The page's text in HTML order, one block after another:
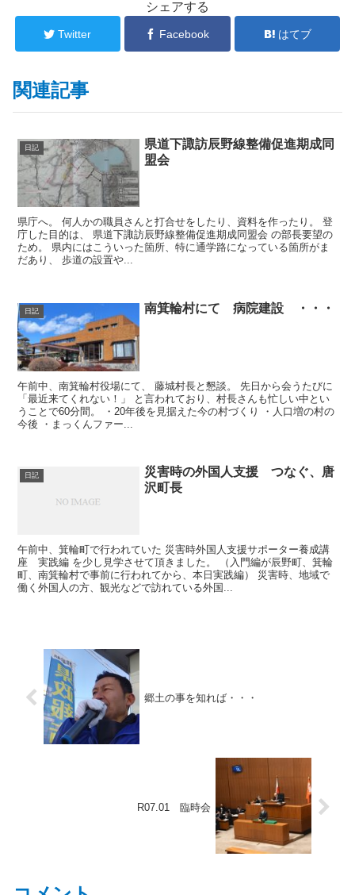
シェアする
Twitter Facebook はてブ
関連記事
日記
県道下諏訪辰野線整備促進期成同
盟会
県庁へ。 何人かの職員さんと打合せをしたり、資料を作ったり。 登
庁した目的は、 県道下諏訪辰野線整備促進期成同盟会 の部長要望の
ため。 県内にはこういった箇所、特に通学路になっている箇所がま
だあり、 歩道の設置や...
日記 南箕輪村にて 病院建設 ・・・
午前中、南箕輪村役場にて、 藤城村長と懇談。 先日から会うたびに
「最近来てくれない！」 と言われており、村長さんも忙しい中とい
うことで60分間。 ・20年後を見据えた今の村づくり ・人口増の村の
今後 ・まっくんファー...
日記
災害時の外国人支援 つなぐ、唐
沢町長
午前中、箕輪町で行われていた 災害時外国人支援サポーター養成講
座 実践編 を少し見学させて頂きました。 （入門編が辰野町、箕輪
町、南箕輪村で事前に行われてから、本日実践編） 災害時、地域で
働く外国人の方、観光などで訪れている外国...
郷土の事を知れば・・・
R07.01 臨時会